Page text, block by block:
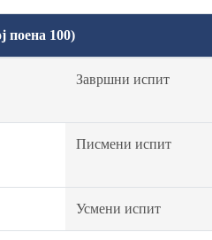
поена 100)
Завршни испит
Писмени испит
Усмени испит